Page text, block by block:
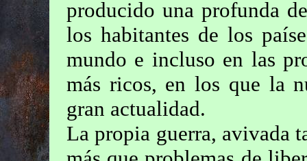
producido una profunda
los habitantes de los
mundo e incluso en las
más ricos, en los que la
gran actualidad.
La propia guerra, avivada